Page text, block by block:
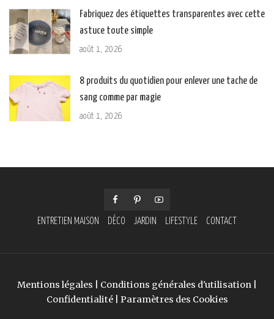
Fabriquez des étiquettes transparentes avec cette
astuce toute simple
août 1, 2026
8 produits du quotidien pour enlever une tache de
sang comme par magie
août 1, 2026
ENTRETIEN MAISON DÉCO JARDIN LIFESTYLE CONTACT
Mentions légales Conditions générales d'utilisation
Confidentialité| Paramètres des Cookies